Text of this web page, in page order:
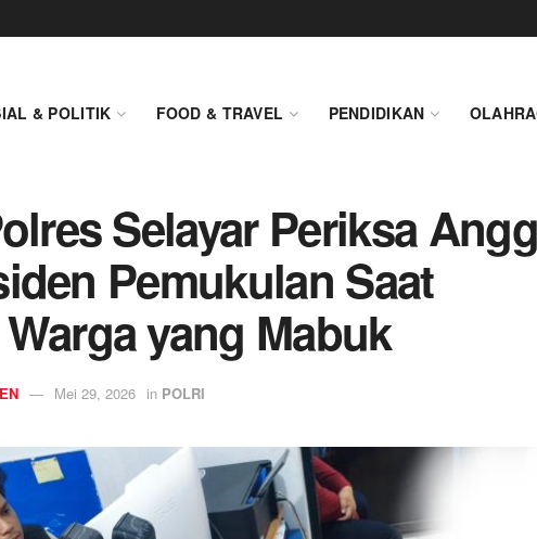
& POLITIK FOOD & TRAVEL PENDIDIKAN
Selayar Periksa
Pemukulan Saat
yang Mabuk
Mei 29, 2026 in POLRI